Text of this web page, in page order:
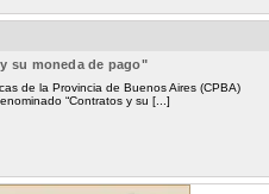
su moneda de pago"
de la Provincia de Buenos Aires (CPBA)
“Contratos y su [...]